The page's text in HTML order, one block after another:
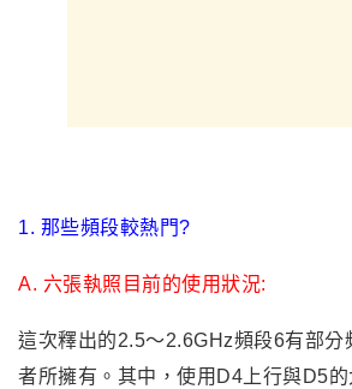
1. 那些頻段較熱門?
A. 六張執照目前的使用狀況:
這次釋出的2.5～2.6GHz頻段6有部分
者所擁有 。其中 ，使用D4上行與D5